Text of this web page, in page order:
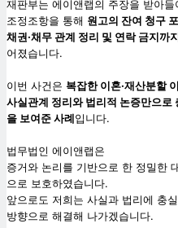
재판부는 에이앤랩의 주장을 받아들
조정조항을 통해 원고의 잔여 청구
채권·채무 관계 정리 및 연락 금지까
어졌습니다.
이번 사건은 복잡한 이혼·재산분할
사실관계 정리와 법리적 논증만으로
을 보여준 사례입니다.
법무법인 에이앤랩은
증거와 논리를 기반으로 한 정밀한
으로 보호하였습니다.
앞으로도 저희는 사실과 법리에 충
방향으로 해결해 나가겠습니다.